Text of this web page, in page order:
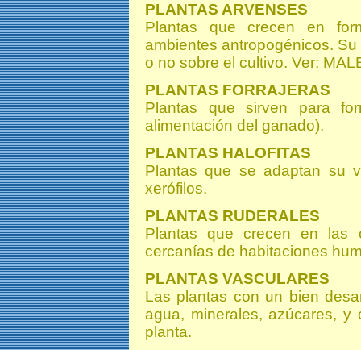
PLANTAS ARVENSES
Plantas que crecen en
ambientes antropogénicos.
o no sobre el cultivo. Ver:
PLANTAS FORRAJERAS
Plantas que sirven para
alimentación del ganado).
PLANTAS HALOFITAS
Plantas que se adaptan su
xerófilos.
PLANTAS RUDERALES
Plantas que crecen en las
cercanías de habitaciones
PLANTAS VASCULARES
Las plantas con un bien
agua, minerales, azúcares,
planta.